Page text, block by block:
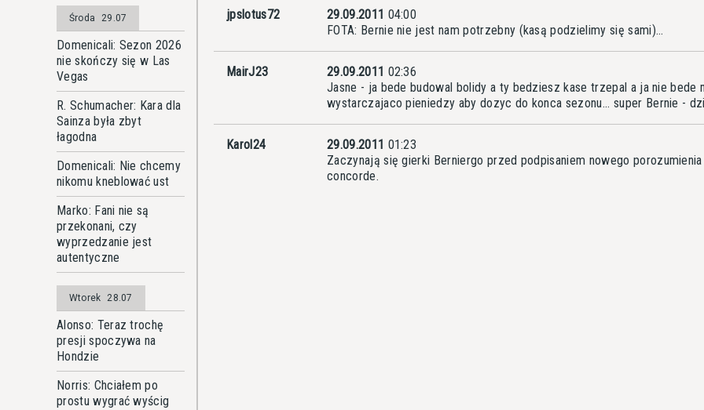
Środa 29.07
Domenicali: Sezon 2026
nie skończy się w Las
Vegas
R. Schumacher: Kara dla
Sainza była zbyt
łagodna
Domenicali: Nie chcemy
nikomu kneblować ust
Marko: Fani nie są
przekonani, czy
wyprzedzanie jest
autentyczne
Wtorek 28.07
Alonso: Teraz trochę
presji spoczywa na
Hondzie
Norris: Chciałem po
prostu wygrać wyścig
jpslotus72 29.09.2011 04:00
FOTA: Bernie nie jest nam potrzebny (kasą podzielimy się sami)...
MairJ23 29.09.2011 02:36
Jasne - ja bede budowal bolidy a ty bedziesz kase trzepal a ja nie bede
wystarczajaco pieniedzy aby dozyc do konca sezonu... super Bernie -
Karol24 29.09.2011 01:23
Zaczynają się gierki Berniergo przed podpisaniem nowego porozumienia
concorde.